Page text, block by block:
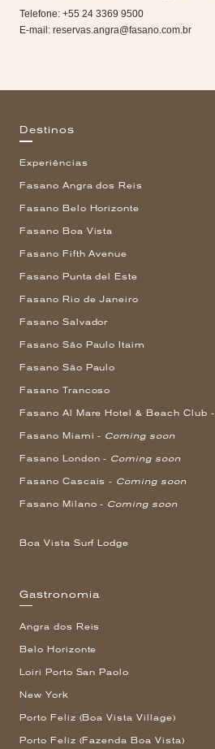
Telefone: +55 24 3369 9500
E-mail: reservas.angra@fasano.com.br
Destinos
Experiências
Fasano Angra dos Reis
Fasano Belo Horizonte
Fasano Boa Vista
Fasano Fifth Avenue
Fasano Punta del Este
Fasano Rio de Janeiro
Fasano Salvador
Fasano São Paulo Itaim
Fasano São Paulo
Fasano Trancoso
Fasano Al Mare Hotel & Beach Club -
Fasano Miami - Coming soon
Fasano London - Coming soon
Fasano Cascais - Coming soon
Fasano Milano - Coming soon
Boa Vista Surf Lodge
Gastronomia
Angra dos Reis
Belo Horizonte
Loiri Porto San Paolo
New York
Porto Feliz (Boa Vista Village)
Porto Feliz (Fazenda Boa Vista)